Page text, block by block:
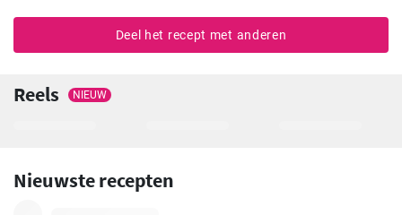
Deel het recept met anderen
Reels NIEUW
Nieuwste recepten